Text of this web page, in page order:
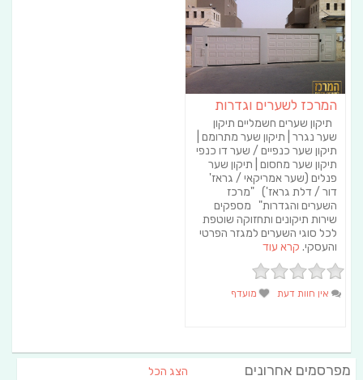
המרכז לשערים וגדרות
תיקון שערים חשמליים תיקון
שער נגרר | תיקון שער מתרומם |
תיקון שער כנפיים / שער דו כנפי
תיקון שער מחסום | תיקון שער
פנלים (שער אמריקאי / גראז'
דור / דלת גראז') "מרכז
השערים והגדרות" מספקים
שירות תיקונים ותחזוקה שוטפת
לכל סוגי השערים למגזר הפרטי
והעסקי. קרא עוד
אין חוות דעת מועדף
מפרסמים אחרונים הצג הכל